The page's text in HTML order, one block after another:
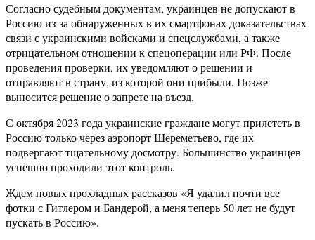
Согласно судебным документам, украинцев не допускают в
Россию из-за обнаруженных в их смартфонах доказательствах
связи с украинскими войсками и спецслужбами, а также
отрицательном отношении к спецоперации или РФ. После
проведения проверки, их уведомляют о решении и
отправляют в страну, из которой они прибыли. Позже
выносится решение о запрете на въезд.
С октября 2023 года украинские граждане могут прилететь в
Россию только через аэропорт Шереметьево, где их
подвергают тщательному досмотру. Большинство украинцев
успешно проходили этот контроль.
Ждем новых прохладных рассказов «Я удалил почти все
фотки с Гитлером и Бандерой, а меня теперь 50 лет не будут
пускать в Россию».